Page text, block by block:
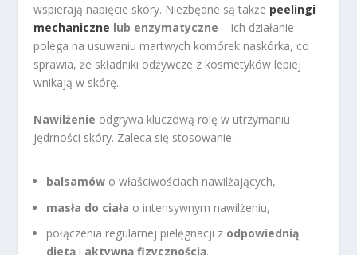
wspierają napięcie skóry. Niezbędne są także peelingi
mechaniczne lub enzymatyczne – ich działanie
polega na usuwaniu martwych komórek naskórka, co
sprawia, że składniki odżywcze z kosmetyków lepiej
wnikają w skórę.
Nawilżenie odgrywa kluczową rolę w utrzymaniu
jędrności skóry. Zaleca się stosowanie:
balsamów o właściwościach nawilżających,
masła do ciała o intensywnym nawilżeniu,
połączenia regularnej pielęgnacji z odpowiednią
dietą i aktywną fizycznością.